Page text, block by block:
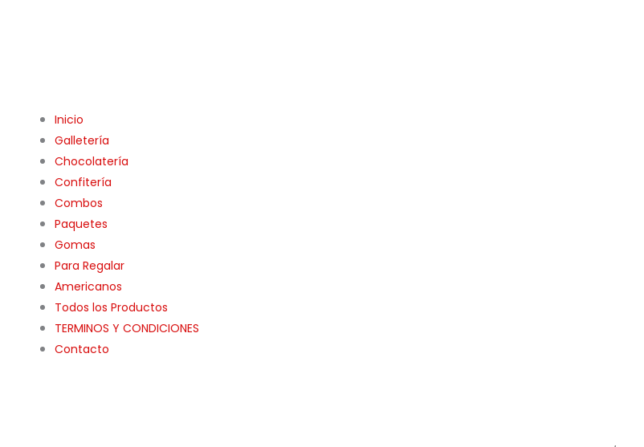
Inicio
Galletería
Chocolatería
Confitería
Combos
Paquetes
Gomas
Para Regalar
Americanos
Todos los Productos
TERMINOS Y CONDICIONES
Contacto